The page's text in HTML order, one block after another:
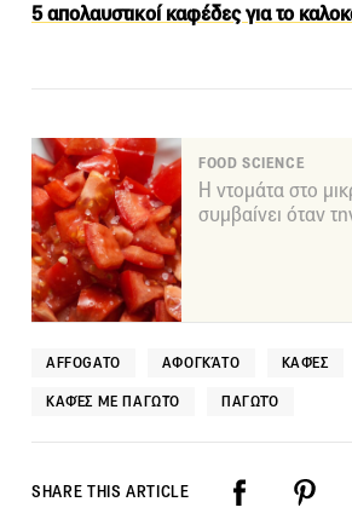
5 απολαυστικοί καφέδες για το
FOOD SCIENCE
Η ντομάτα στο
συμβαίνει όταν
AFFOGATO ΑΦΟΓΚΆΤΟ ΚΑΦΈΣ
ΚΑΦΈΣ ΜΕ ΠΑΓΩΤΌ ΠΑΓΩΤΌ
SHARE THIS ARTICLE